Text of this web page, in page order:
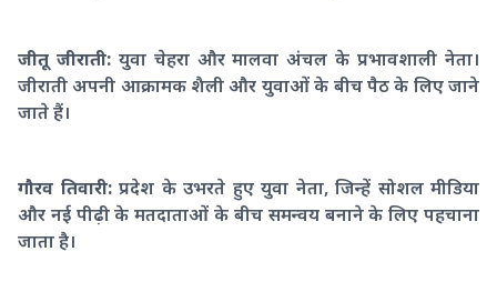
जीतू जीराती:युवा चेहरा और मालवा अंचल के प्रभावशाली नेता।
जीराती अपनी आक्रामक शैली और युवाओं के बीच पैठ के लिए जाने
जाते हैं।
गौरव तिवारी:प्रदेश के उभरते हुए युवा नेता, जिन्हें सोशल मीडिया
और नई पीढ़ी के मतदाताओं के बीच समन्वय बनाने के लिए पहचाना
जाता है।